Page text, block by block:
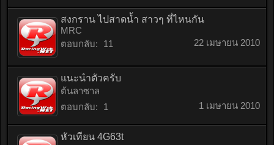
สงกราน ไปสาดน้ำ สาวๆ ที่ไหนกัน
MRC
ตอบกลับ:
11 22 เมษายน 2010
แนะนำตัวครับ
ต้นลาซาล
ตอบกลับ:
1 1 เมษายน 2010
หัวเทียน 4G63t